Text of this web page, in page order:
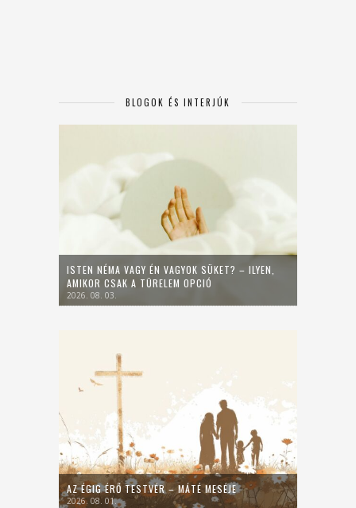
BLOGOK ÉS INTERJÚK
ISTEN NÉMA VAGY ÉN VAGYOK SÜKET? – ILYEN,
AMIKOR CSAK A TÜRELEM OPCIÓ
2026. 08. 03.
AZ ÉGIG ÉRŐ TESTVÉR – MÁTÉ MESÉJE
2026. 08. 01.